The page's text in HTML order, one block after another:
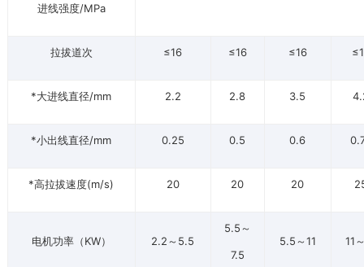
进线强度/MPa
拉拔道次 ≤16 ≤16 ≤16
*大进线直径/mm 2.2 2.8 3.5
*小出线直径/mm 0.25 0.5 0.6
*高拉拔速度(m/s) 20 20 20
电机功率（KW） 2.2～5.5
5.5～
7.5
5.5～11 11